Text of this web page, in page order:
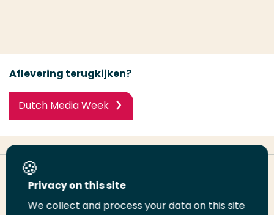
Aflevering terugkijken?
Dutch Media Week
Deel deze pagina
Privacy on this site
We collect and process your data on this site